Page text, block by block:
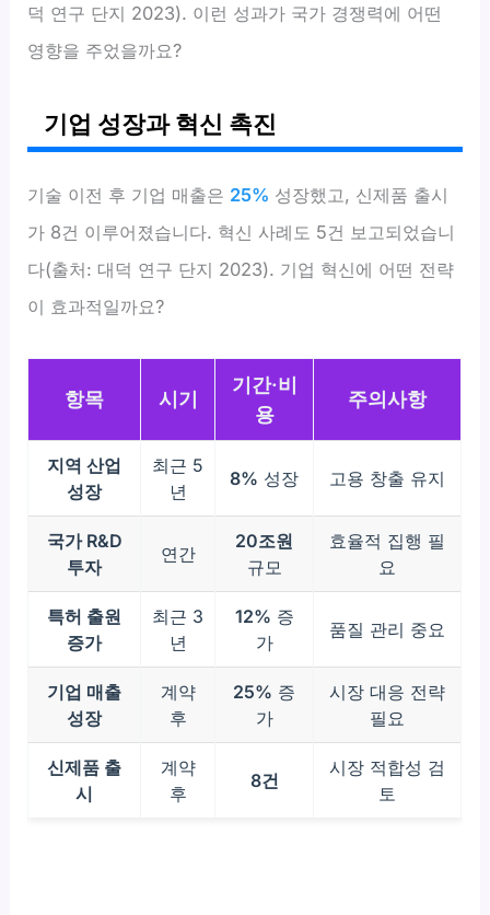
덕 연구 단지 2023). 이런 성과가 국가 경쟁력에 어떤
영향을 주었을까요?
기업 성장과 혁신 촉진
기술 이전 후 기업 매출은 25% 성장했고, 신제품 출시
가 8건 이루어졌습니다. 혁신 사례도 5건 보고되었습니
다(출처: 대덕 연구 단지 2023). 기업 혁신에 어떤 전략
이 효과적일까요?
항목 시기
기간·비
용
주의사항
지역 산업
성장
최근 5
년
8% 성장 고용 창출 유지
국가 R&D
투자
연간
20조원
규모
효율적 집행 필
요
특허 출원
증가
최근 3
년
12% 증
가
품질 관리 중요
기업 매출
성장
계약
후
25% 증
가
시장 대응 전략
필요
신제품 출
시
계약
후
8건
시장 적합성 검
토